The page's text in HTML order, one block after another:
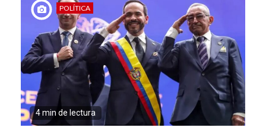
POLÍTICA
4 min de lectura